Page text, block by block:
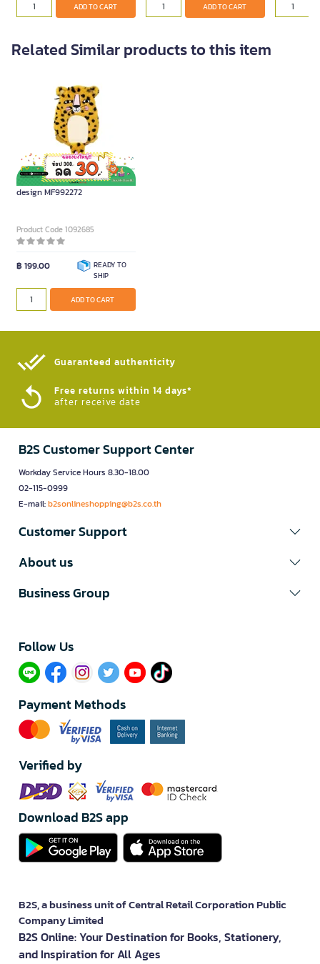
ADD TO CART ADD TO CART
Related Similar products to this item
ME.STYLE Pencil bag Leopard
design MF992272
Product Code 1092685
฿ 199.00
READY TO
SHIP
ADD TO CART
Guaranteed authenticity​
Free returns within 14 days*
after receive date
B2S Customer Support Center
Workday Service Hours 8.30-18.00
02-115-0999
E-mail:b2sonlineshopping@b2s.co.th
Customer Support
About us
Business Group
Follow Us​
Payment Methods
Verified by
Download B2S app
B2S, a business unit of Central Retail Corporation Public
Company Limited
B2S Online: Your Destination for Books, Stationery,
and Inspiration for All Ages